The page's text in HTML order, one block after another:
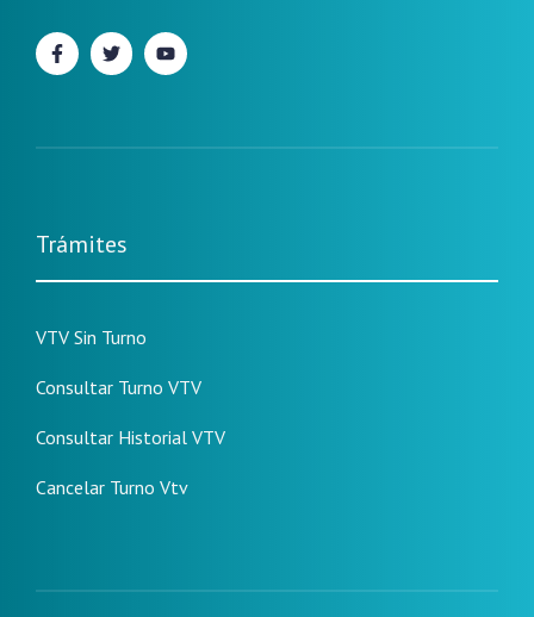
Trámites
VTV Sin Turno
Consultar Turno VTV
Consultar Historial VTV
Cancelar Turno Vtv